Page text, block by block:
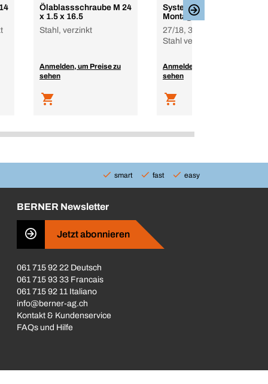
Ölablassschraube M 24
x 1.5 x 16.5
Stahl, verzinkt
Anmelden, um Preise zu
sehen
Systemschraube für
Montageschienen
27/18, 30/15, 30/30,
Stahl verzinkt
Anmelden, um Preise zu
sehen
smart fast easy
BERNER Newsletter
Jetzt abonnieren
061 715 92 22 Deutsch
061 715 93 33 Francais
061 715 92 11 Italiano
info@berner-ag.ch
Kontakt & Kundenservice
FAQs und Hilfe